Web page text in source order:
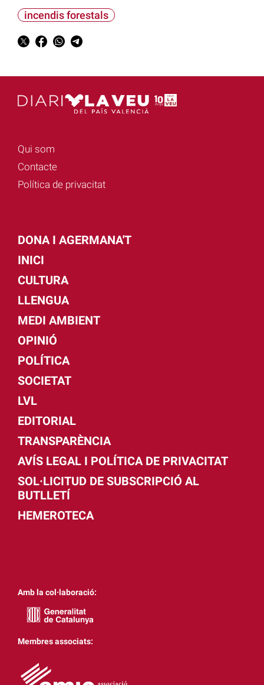
incendis forestals
Qui som
Contacte
Política de privacitat
DONA I AGERMANA'T
INICI
CULTURA
LLENGUA
MEDI AMBIENT
OPINIÓ
POLÍTICA
SOCIETAT
LVL
EDITORIAL
TRANSPARÈNCIA
AVÍS LEGAL I POLÍTICA DE PRIVACITAT
SOL·LICITUD DE SUBSCRIPCIÓ AL
BUTLLETÍ
HEMEROTECA
Amb la col·laboració:
Membres associats: